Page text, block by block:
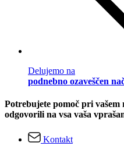
Delujemo na
podnebno ozaveščen
Potrebujete pomoč pri vašem
odgovorili na vsa vaša
Kontakt